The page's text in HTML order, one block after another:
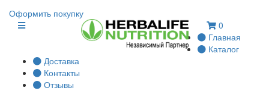
Оформить покупку
0
Главная
Каталог
Доставка
Контакты
Отзывы